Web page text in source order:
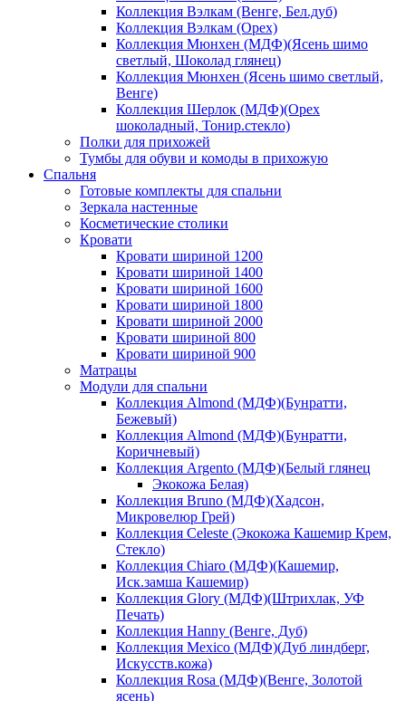
Коллекция Вэлкам (Венге, Бел.дуб)
Коллекция Вэлкам (Орех)
Коллекция Мюнхен (МДФ)(Ясень шимо
светлый, Шоколад глянец)
Коллекция Мюнхен (Ясень шимо светлый,
Венге)
Коллекция Шерлок (МДФ)(Орех
шоколадный, Тонир.стекло)
Полки для прихожей
Тумбы для обуви и комоды в прихожую
Спальня
Готовые комплекты для спальни
Зеркала настенные
Косметические столики
Кровати
Кровати шириной 1200
Кровати шириной 1400
Кровати шириной 1600
Кровати шириной 1800
Кровати шириной 2000
Кровати шириной 800
Кровати шириной 900
Матрацы
Модули для спальни
Коллекция Almond (МДФ)(Бунратти,
Бежевый)
Коллекция Almond (МДФ)(Бунратти,
Коричневый)
Коллекция Argento (МДФ)(Белый глянец
Экокожа Белая)
Коллекция Bruno (МДФ)(Хадсон,
Микровелюр Грей)
Коллекция Celeste (Экокожа Кашемир Крем,
Стекло)
Коллекция Chiaro (МДФ)(Кашемир,
Иск.замша Кашемир)
Коллекция Glory (МДФ)(Штрихлак, УФ
Печать)
Коллекция Hanny (Венге, Дуб)
Коллекция Mexico (МДФ)(Дуб линдберг,
Искусств.кожа)
Коллекция Rosa (МДФ)(Венге, Золотой
ясень)